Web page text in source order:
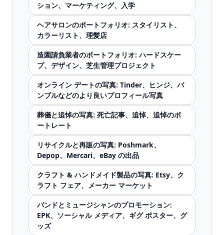
ション、マーケティング、入学
ヘアサロンのポートフォリオ: スタイリスト、
カラーリスト、理髪店
造園請負業者のポートフォリオ: ハードスケー
プ、デザイン、芝生管理プロジェクト
オンライン デートの写真: Tinder、ヒンジ、バ
ンブルなどのより良いプロフィール写真
葬儀と追悼の写真: 死亡記事、追悼、追悼のポ
ートレート
リサイクルと再販の写真: Poshmark、
Depop、Mercari、eBay の出品
クラフト & ハンドメイド製品の写真: Etsy、ク
ラフト フェア、メーカー マーケット
バンドとミュージシャンのプロモーション:
EPK、ソーシャル メディア、ギグ ポスター、グ
ッズ